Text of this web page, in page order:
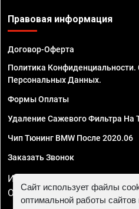
Правовая информация
Договор-Оферта
Политика Конфиденциальности.
Персональных Данных.
Формы Оплаты
Удаление Сажевого Фильтра На
Чип Тюнинг BMW После 2020.06
Заказать Звонок
ИП Смирнов Георгий
ОГРНИП 324470400032610
Сайт использует файлы
оптимальной работы